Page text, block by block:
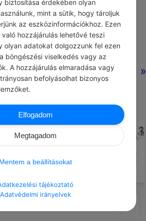
»
még hozzászólás.
létezik
hogy
szüksége
DAVID HERBERT RICHARDS LAWRENCE
Ha egy asszonynak egyebe sincs,
csak a makulátlan hírneve, az
bizony olyan sovány kóró, hogy
éhen döglene mellette a szamár
biztosítása érdekében olyan
mint a sütik, hogy tároljuk
az eszközinformációkhoz. Ezen
hozzájárulás lehetővé teszi
olyan adatokat dolgozzunk fel ezen
böngészési viselkedés vagy az
A hozzájárulás elmaradása vagy
befolyásolhat bizonyos
Elfogadom
Megtagadom
Mentem a beállításokat
tájékoztató
Adatvédelmi irányelvek